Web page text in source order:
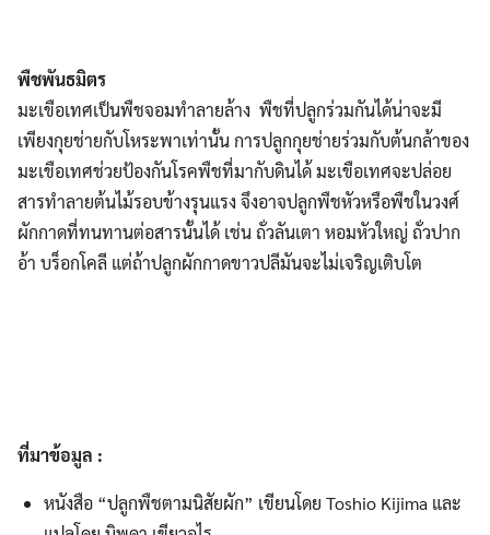
พืชพันธมิตร
มะเขือเทศเป็นพืชจอมทำลายล้าง พืชที่ปลูกร่วมกันได้น่าจะมี
เพียงกุยช่ายกับโหระพาเท่านั้น การปลูกกุยช่ายร่วมกับต้นกล้าของ
มะเขือเทศช่วยป้องกันโรคพืชที่มากับดินได้ มะเขือเทศจะปล่อย
สารทำลายต้นไม้รอบข้างรุนแรง จึงอาจปลูกพืชหัวหรือพืชในวงศ์
ผักกาดที่ทนทานต่อสารนั้นได้ เช่น ถั่วลันเตา หอมหัวใหญ่ ถั่วปาก
อ้า บร็อกโคลี แต่ถ้าปลูกผักกาดขาวปลีมันจะไม่เจริญเติบโต
ที่มาข้อมูล :
หนังสือ “ปลูกพืชตามนิสัยผัก” เขียนโดย Toshio Kijima และ